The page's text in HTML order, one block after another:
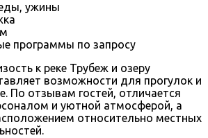
ужины
программы по запросу
к реке Трубеж и озеру
возможности для прогулок и
По отзывам гостей, отличается
и уютной атмосферой, а
относительно местных